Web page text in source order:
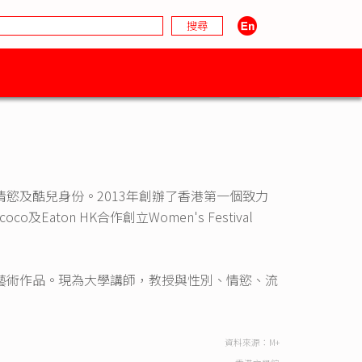
及酷兒身份。2013年創辦了香港第一個致力
及Eaton HK合作創立Women's Festival
作品。現為大學講師，教授與性別、情慾、流
資料來源：M+